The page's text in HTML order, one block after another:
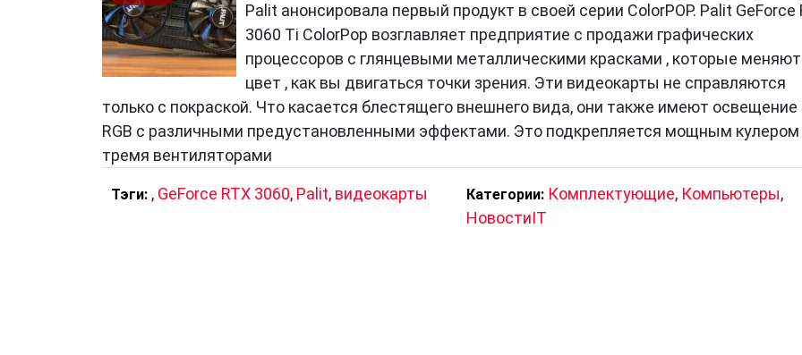
Palit анонсировала первый продукт в своей серии ColorPOP. Palit GeForce
3060 Ti ColorPop возглавляет предприятие с продажи графических
процессоров с глянцевыми металлическими красками , которые меняют
цвет , как вы двигаться точки зрения. Эти видеокарты не справляются
только с покраской. Что касается блестящего внешнего вида, они также имеют освещение
RGB с различными предустановленными эффектами. Это подкрепляется мощным кулером
тремя вентиляторами
Тэги: , GeForce RTX 3060, Palit, видеокарты Категории: Комплектующие, Компьютеры,
НовостиIT